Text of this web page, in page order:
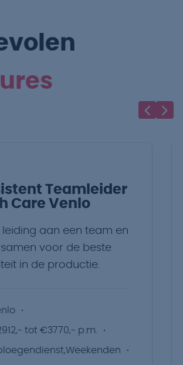
Teamleider
Care Venlo
leiding aan een team en
voor de beste
in de productie.
tot €3770,- p.m.